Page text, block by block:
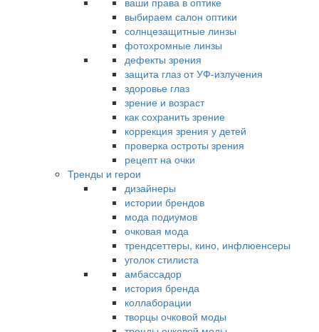
выбираем салон оптики
солнцезащитные линзы
фотохромные линзы
дефекты зрения
защита глаз от УФ-излучения
здоровье глаз
зрение и возраст
как сохранить зрение
коррекция зрения у детей
проверка остроты зрения
рецепт на очки
Тренды и герои
дизайнеры
истории брендов
мода подиумов
очковая мода
трендсеттеры, кино, инфлюенсеры
уголок стилиста
амбассадор
история бренда
коллаборации
творцы очковой моды